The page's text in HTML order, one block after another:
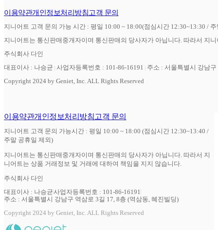
이용약관개인정보처리방침고객 문의
지니어트 고객 문의 가능 시간 : 평일 10:00 ~ 18:00(점심시간 12:30~13:30 /
지니어트는 통신판매중개자이며 통신판매의 당사자가 아닙니다. 따라서 지
주식회사 다인
대표이사 : 나승균 사업자등록번호 : 101-86-16191
주소 : 서울특별시 강남
Copyright 2024 by Geniet, Inc. ALL Rights Reserved
이용약관개인정보처리방침고객 문의
지니어트 고객 문의 가능시간 : 평일 10:00 ~ 18:00 (점심시간 12:30~13:40 /
주말 공휴일 제외)
지니어트는 통신판매중개자이며 통신판매의 당사자가 아닙니다. 따라서 지
니어트는 상품 거래정보 및 거래에 대하여 책임을 지지 않습니다.
주식회사 다인
대표이사 : 나승균사업자등록번호 : 101-86-16191
주소 : 서울특별시 강남구 역삼로 3길 17, 8층 (역삼동, 혜진빌딩)
Copyright 2024 by Geniet, Inc. ALL Rights Reserved